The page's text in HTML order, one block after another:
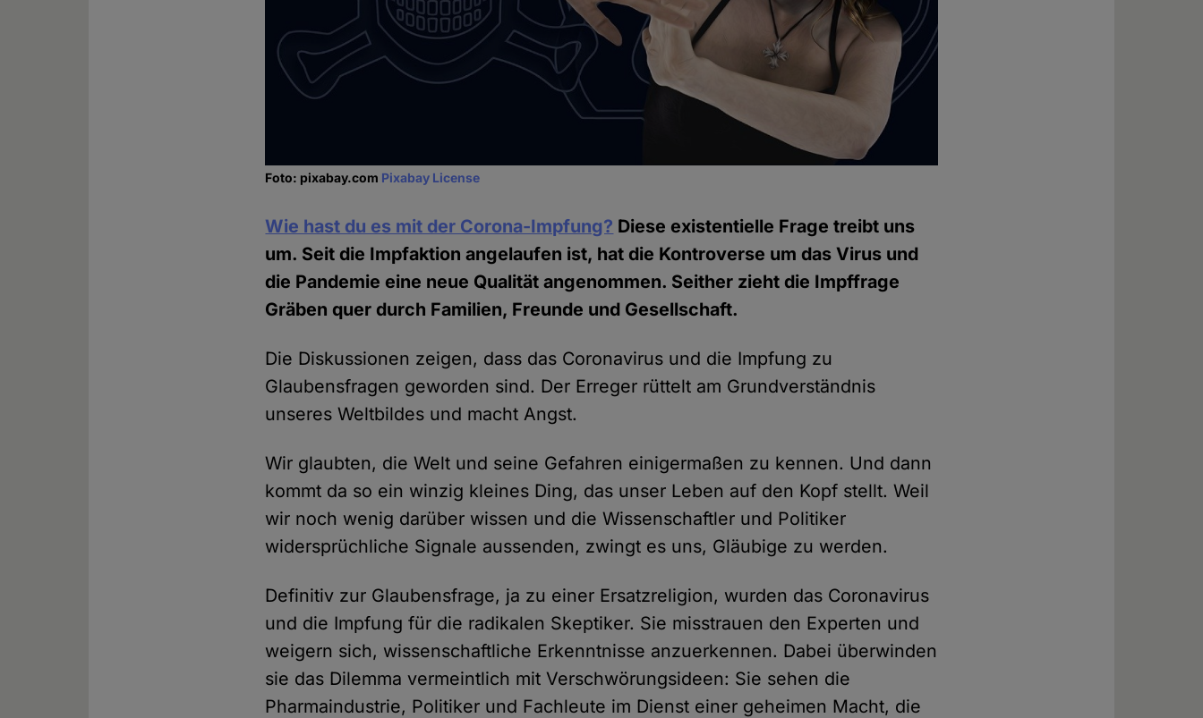
Foto: pixabay.com Pixabay License
Wie hast du es mit der Corona-Impfung? Diese existentielle Frage treibt uns
um. Seit die Impfaktion angelaufen ist, hat die Kontroverse um das Virus und
die Pandemie eine neue Qualität angenommen. Seither zieht die Impffrage
Gräben quer durch Familien, Freunde und Gesellschaft.
Die Diskussionen zeigen, dass das Coronavirus und die Impfung zu
Glaubensfragen geworden sind. Der Erreger rüttelt am Grundverständnis
unseres Weltbildes und macht Angst.
Wir glaubten, die Welt und seine Gefahren einigermaßen zu kennen. Und dann
kommt da so ein winzig kleines Ding, das unser Leben auf den Kopf stellt. Weil
wir noch wenig darüber wissen und die Wissenschaftler und Politiker
widersprüchliche Signale aussenden, zwingt es uns, Gläubige zu werden.
Definitiv zur Glaubensfrage, ja zu einer Ersatzreligion, wurden das Coronavirus
und die Impfung für die radikalen Skeptiker. Sie misstrauen den Experten und
weigern sich, wissenschaftliche Erkenntnisse anzuerkennen. Dabei überwinden
sie das Dilemma vermeintlich mit Verschwörungsideen: Sie sehen die
Pharmaindustrie, Politiker und Fachleute im Dienst einer geheimen Macht, die